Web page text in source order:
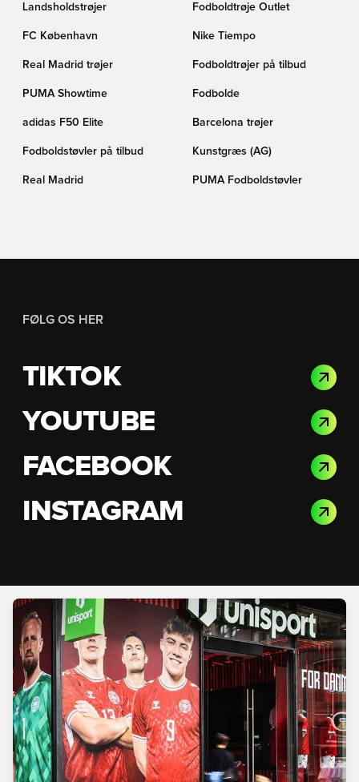
Landsholdstrøjer Fodboldtrøje Outlet
FC København Nike Tiempo
Real Madrid trøjer Fodboldtrøjer på tilbud
PUMA Showtime Fodbolde
adidas F50 Elite Barcelona trøjer
Fodboldstøvler på tilbud Kunstgræs (AG)
Real Madrid PUMA Fodboldstøvler
FØLG OS HER
TIKTOK
YOUTUBE
FACEBOOK
INSTAGRAM